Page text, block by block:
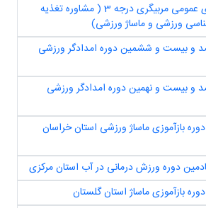
نتایج آزمون دوره تئوری عمومی مربیگری درجه 3 ( مشاوره تغذیه
ورزشی و ماساژ ورزشی)
و بیست و ششمین دوره امدادگر ورزشی
و بیست و نهمین دوره امدادگر ورزشی
بازآموزی ماساژ ورزشی استان خراسان
دوره ورزش درمانی در آب استان مرکزی
بازآموزی ماساژ استان گلستان